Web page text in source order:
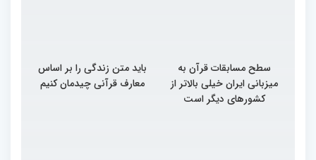
سطح مسابقات قرآن به
میزبانی ایران خیلی بالاتر از
کشورهای دیگر است
باید متن زندگی را بر اساس
معارف قرآنی چیدمان کنیم